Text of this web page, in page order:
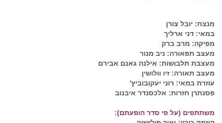
מנצח: יובל צורן
במאי: דני ארליך
מפיקה: מרב ברק
מעצב תפאורה: ניב מנור
מעצבת תלבושות: אילנה גאנם אבירם
מעצב תאורה: זיו וולושין
עוזרת במאי: רוני יעקובוביץ'
פסנתרן חזרות: אלכסנדר איבנוב
משתתפים (על פי סדר הופעתם):